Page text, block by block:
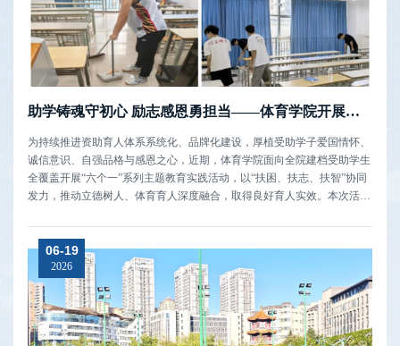
助学铸魂守初心 励志感恩勇担当——体育学院开展爱国诚信励志感恩“六个一”主题教育活动
为持续推进资助育人体系系统化、品牌化建设，厚植受助学子爱国情怀、
诚信意识、自强品格与感恩之心，近期，体育学院面向全院建档受助学生
全覆盖开展“六个一”系列主题教育实践活动，以“扶困、扶志、扶智”协同
发力，推动立德树人、体育育人深度融合，取得良好育人实效。本次活动
全程组...
06-19
2026